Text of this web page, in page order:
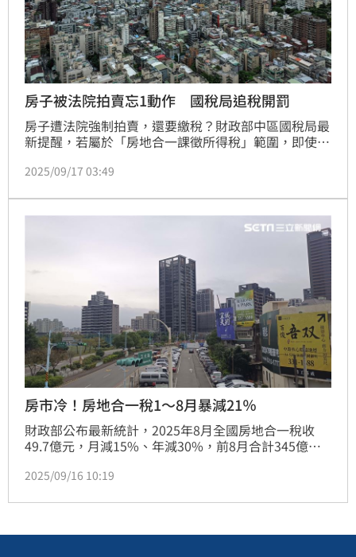
房子被法院拍賣忘1動作 國稅局追稅開罰
房子遭法院強制拍賣，還要繳稅？財政部中區國稅局最
新提醒，若屬於「房地合一課徵所得稅」範圍，即使拍
毛錢，也必須在30日內主動申報。近期就有一名民眾因
元，還被加罰，讓人看得心驚。
2025/09/17 03:49
房市冷！房地合一稅1～8月暴減21％
財政部公布最新統計，2025年8月全國房地合一稅收
49.7億元，月減15%、年減30%，前8月合計345億
擊稅收表現。(陳韋帆)
2025/09/16 10:19